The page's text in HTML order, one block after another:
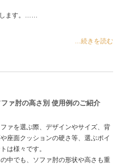
ます。……
...続きを読む
ファ肘の高さ別 使用例のご紹介
ファを選ぶ際、デザインやサイズ、背
座面クッションの硬さ等、選ぶポイ
は様々です。
中でも、ソファ肘の形状や高さも重